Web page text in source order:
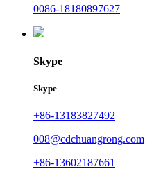
0086-18180897627
Skype
Skype
+86-13183827492
008@cdchuangrong.com
+86-13602187661